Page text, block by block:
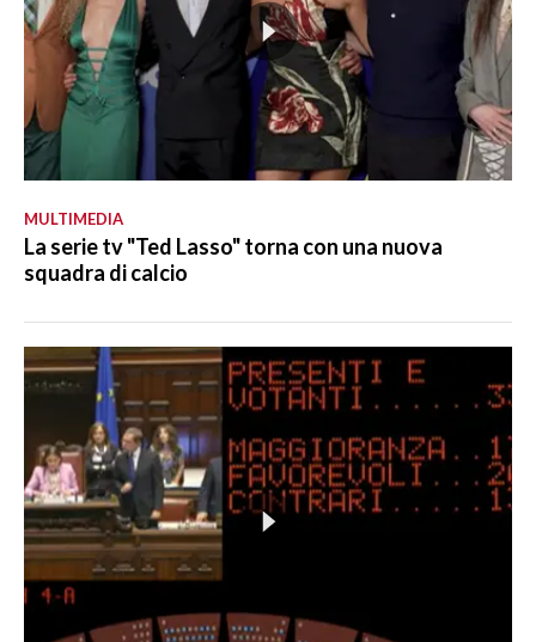
MULTIMEDIA
La serie tv "Ted Lasso" torna con una nuova
squadra di calcio